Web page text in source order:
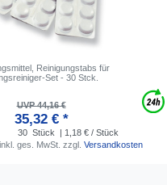
Reinigungstabs für
Set - 30 Stck.
UVP 44,16 €
35,32 € *
30 Stück
| 1,18 € / Stück
inkl. ges. MwSt. zzgl. Versandkosten